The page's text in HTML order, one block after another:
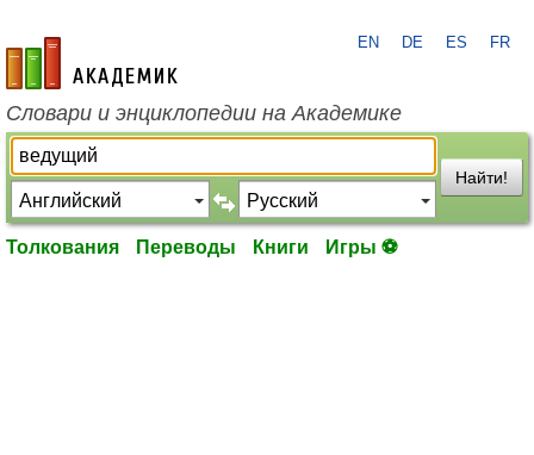
academic.ru
EN DE ES FR
Словари и энциклопедии на Академике
Найти!
Толкования Переводы Книги Игры ⚽